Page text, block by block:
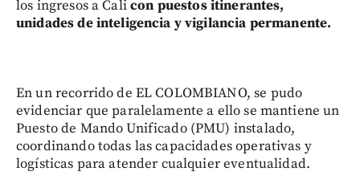
los ingresos a Calicon puestos itinerantes,
unidades de inteligencia y vigilancia permanente.
En un recorrido de EL COLOMBIANO, se pudo
evidenciar que paralelamente a ello se mantiene un
Puesto de Mando Unificado (PMU) instalado,
coordinando todas las capacidades operativas y
logísticas para atender cualquier eventualidad.